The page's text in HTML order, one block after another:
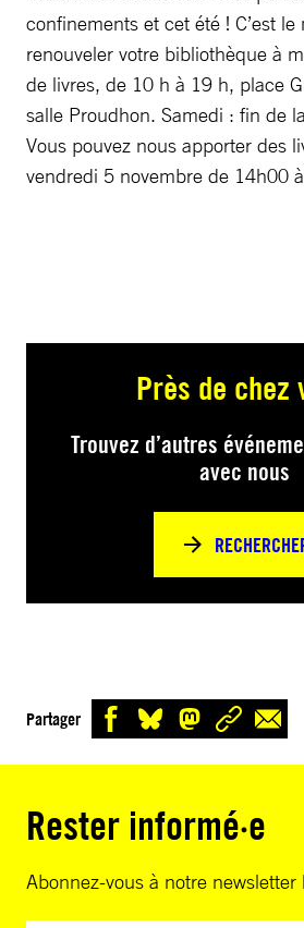
confinements et cet été ! C’est
renouveler votre bibliothèque à
de livres, de 10 h à 19 h, place
salle Proudhon. Samedi : fin de
Vous pouvez nous apporter des
vendredi 5 novembre de 14h00
Près de chez
Trouvez d’autres
avec nous
Partager
Rester informé·e
Abonnez-vous à notre newsletter